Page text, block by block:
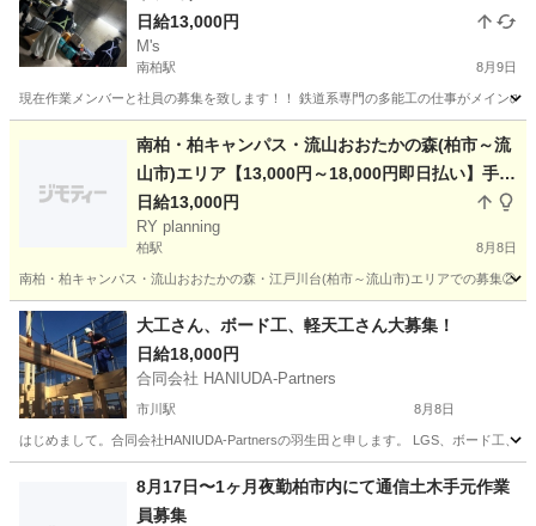
日給13,000円
M's
南柏駅 8月9日
現在作業メンバーと社員の募集を致します！！ 鉄道系専門の多能工の仕事がメイン
南柏駅 その他 瓦屋根
南柏・柏キャンパス・流山おおたかの森(柏市～流
山市)エリア【13,000円～18,000円即日払い】手元
作業員募集②
日給13,000円
RY planning
柏駅 8月8日
南柏・柏キャンパス・流山おおたかの森・江戸川台(柏市～流山市)エリアでの募集②
千葉 柏市 柏駅 その他 スタッフ
大工さん、ボード工、軽天工さん大募集！
日給18,000円
合同会社 HANIUDA-Partners
市川駅 8月8日
はじめまして。合同会社HANIUDA-Partnersの羽生田と申します。 LGS、ボード工、
市川駅 大工
8月17日〜1ヶ月夜勤柏市内にて通信土木手元作業
員募集